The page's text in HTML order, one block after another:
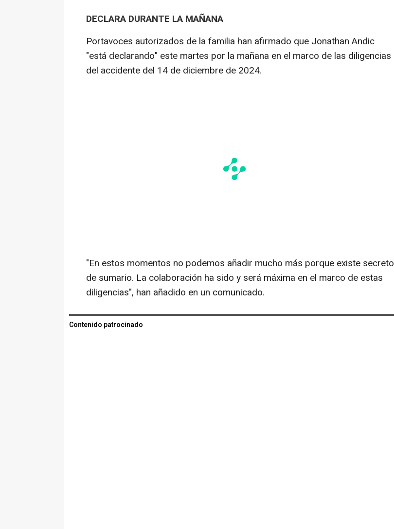
DECLARA DURANTE LA MAÑANA
Portavoces autorizados de la familia han afirmado que Jonathan Andic
"está declarando" este martes por la mañana en el marco de las diligencias
del accidente del 14 de diciembre de 2024.
"En estos momentos no podemos añadir mucho más porque existe secreto
de sumario. La colaboración ha sido y será máxima en el marco de estas
diligencias", han añadido en un comunicado.
Contenido patrocinado